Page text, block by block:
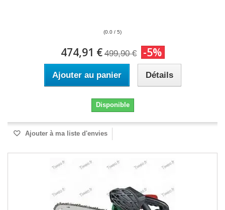
(0.0 / 5)
474,91 € 499,90 € -5%
Ajouter au panier Détails
Disponible
Ajouter à ma liste d'envies